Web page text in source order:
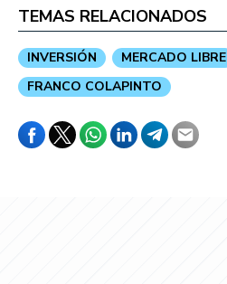
TEMAS RELACIONADOS
INVERSIÓN
MERCADO LIBRE
FRANCO COLAPINTO